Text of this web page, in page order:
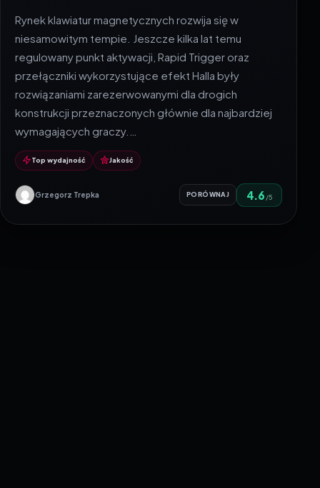
Rynek klawiatur magnetycznych rozwija się w
niesamowitym tempie. Jeszcze kilka lat temu
regulowany punkt aktywacji, Rapid Trigger oraz
przełączniki wykorzystujące efekt Halla były
rozwiązaniami zarezerwowanymi dla drogich
konstrukcji przeznaczonych głównie dla najbardziej
wymagających graczy.…
Top wydajność Jakość
Grzegorz Trepka PORÓWNAJ 4.6 /5